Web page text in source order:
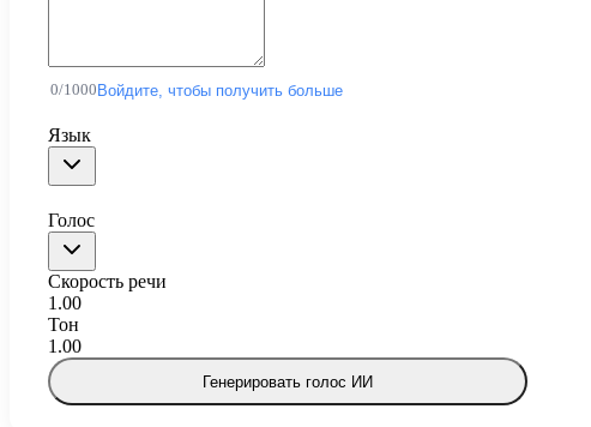
0/1000Войдите, чтобы получить больше
Язык
Голос
Скорость речи
1.00
Тон
1.00
Генерировать голос ИИ